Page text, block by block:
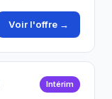
Voir l'offre →
Intérim